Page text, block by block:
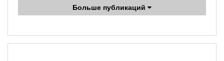
Больше публикаций